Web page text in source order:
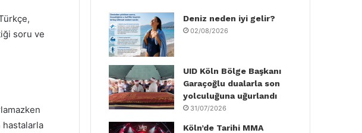
soru ve
hastalarla
o
o
e
r
d
n
b
g
a
m
k
Deniz neden iyi gelir?
02/08/2026
UID Köln Bölge Başkanı
Garaçoğlu dualarla son
yolculuğuna uğurlandı
31/07/2026
Köln’de Tarihi MMA